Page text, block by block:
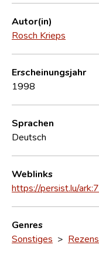
Autor(in)
Rosch Krieps
Erscheinungsjahr
1998
Sprachen
Deutsch
Weblinks
https://persist.lu/
Genres
Sonstiges >